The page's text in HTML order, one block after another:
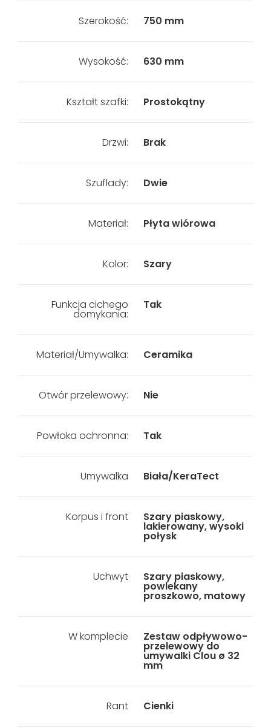
Szerokość: 750 mm
Wysokość: 630 mm
Kształt szafki: Prostokątny
Drzwi: Brak
Szuflady: Dwie
Materiał: Płyta wiórowa
Kolor: Szary
Funkcja cichego
domykania:
Tak
Materiał/Umywalka: Ceramika
Otwór przelewowy: Nie
Powłoka ochronna: Tak
Umywalka Biała/KeraTect
Korpus i front Szary piaskowy,
lakierowany, wysoki
połysk
Uchwyt Szary piaskowy,
powlekany
proszkowo, matowy
W komplecie Zestaw odpływowo-
przelewowy do
umywalki Clou ø 32
mm
Rant Cienki